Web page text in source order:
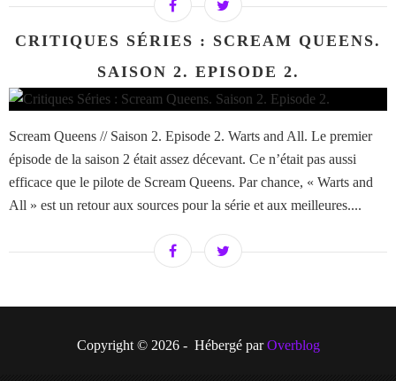
CRITIQUES SÉRIES : SCREAM QUEENS.
SAISON 2. EPISODE 2.
Scream Queens // Saison 2. Episode 2. Warts and All. Le premier
épisode de la saison 2 était assez décevant. Ce n’était pas aussi
efficace que le pilote de Scream Queens. Par chance, « Warts and
All » est un retour aux sources pour la série et aux meilleures....
Copyright © 2026 - Hébergé parOverblog